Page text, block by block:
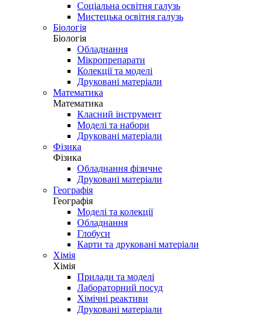
Соціальна освітня галузь
Мистецька освітня галузь
Біологія
Біологія
Обладнання
Мікропрепарати
Колекції та моделі
Друковані матеріали
Математика
Математика
Класний інструмент
Моделі та набори
Друковані матеріали
Фізика
Фізика
Обладнання фізичне
Друковані матеріали
Географія
Географія
Моделі та колекції
Обладнання
Глобуси
Карти та друковані матеріали
Хімія
Хімія
Прилади та моделі
Лабораторний посуд
Хімічні реактиви
Друковані матеріали